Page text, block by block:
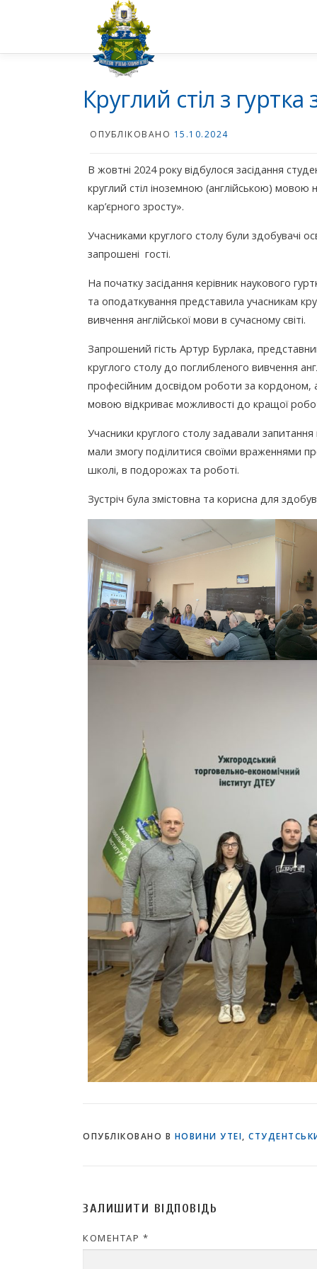
Круглий стіл з гуртка
ОПУБЛІКОВАНО 15.10.2024
В жовтні 2024 року відбулося засідання
круглий стіл іноземною (англійською) мовою
кар’єрного зросту».
Учасниками круглого столу були здобувачі
запрошені гості.
На початку засідання керівник наукового
та оподаткування представила учасникам
вивчення англійської мови в сучасному світі.
Запрошений гість Артур Бурлака,
круглого столу до поглибленого вивчення
професійним досвідом роботи за кордоном,
мовою відкриває можливості до кращої
Учасники круглого столу задавали запитання
мали змогу поділитися своїми враженнями
школі, в подорожах та роботі.
Зустріч була змістовна та корисна для
ОПУБЛІКОВАНО В НОВИНИ УТЕІ,
ЗАЛИШИТИ ВІДПОВІДЬ
КОМЕНТАР *